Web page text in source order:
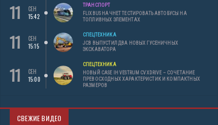
11
СЕН
15:42
ТРАНСПОРТ
FLIXBUS НАЧНЕТ ТЕСТИРОВАТЬ АВТОБУСЫ НА
ТОПЛИВНЫХ ЭЛЕМЕНТАХ
11
СЕН
15:15
СПЕЦТЕХНИКА
JCB ВЫПУСТИЛ ДВА НОВЫХ ГУСЕНИЧНЫХ
ЭКСКАВАТОРА
11
СЕН
15:00
СПЕЦТЕХНИКА
НОВЫЙ CASE IH VESTRUM CVXDRIVE – СОЧЕТАНИЕ
ПРЕВОСХОДНЫХ ХАРАКТЕРИСТИК И КОМПАКТНЫХ
РАЗМЕРОВ
СВЕЖИЕ ВИДЕО